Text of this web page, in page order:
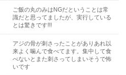
ご飯の丸のみはNGだということは常
識だと思ってましたが、実行している
とは驚きです!!!
アジの骨が刺さったことがありあれ以
来よく噛んで食べてます。集中して食
べないとまた刺さってしまいそうで怖
いです